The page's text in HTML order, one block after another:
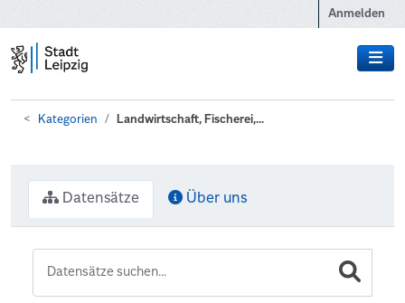
Anmelden
Kategorien Landwirtschaft, Fischerei,...
Datensätze Über uns